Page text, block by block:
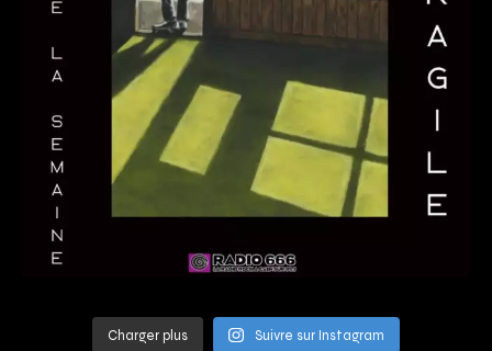
Charger plus Suivre sur Instagram